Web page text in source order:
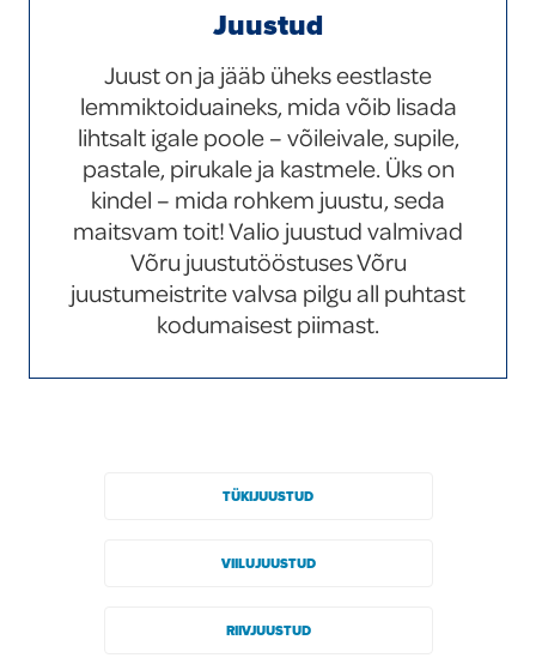
Foodservice
Laktoosivabad tooted
Uued tooted
Valio Eesti AS Laeva Meierei
Valio Eesti AS Võru Juustutööstus
Eesti keeles
Global
Juustud
Juust on ja jääb üheks eestlaste
lemmiktoiduaineks, mida võib lisada
lihtsalt igale poole – võileivale, supile,
pastale, pirukale ja kastmele. Üks on
kindel – mida rohkem juustu, seda
maitsvam toit! Valio juustud valmivad
Võru juustutööstuses Võru
juustumeistrite valvsa pilgu all puhtast
kodumaisest piimast.
TÜKIJUUSTUD
VIILUJUUSTUD
RIIVJUUSTUD